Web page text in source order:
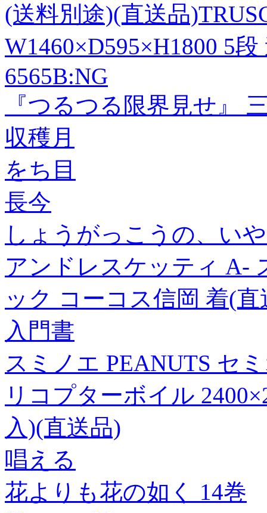
(送料別途)(直送品
W1460×D595×H1800 5
6565B:NG
『つるつる限界見せ』
収穫月
をち目
長今
しょうがっこうの、い
アンドレスケッティ A-
ック コーコス信岡 着(直
入門書
スミノエ PEANUTS セ
リコプターボイル
入)(直送品)
唱える
花よりも花の如く 14巻